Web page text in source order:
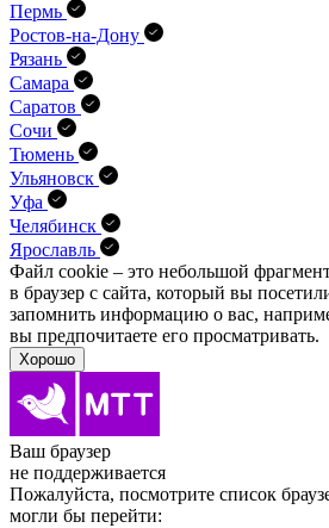
Пермь
Ростов-на-Дону
Рязань
Самара
Саратов
Сочи
Тюмень
Ульяновск
Уфа
Челябинск
Ярославль
Файл cookie – это небольшой
в браузер с сайта, который вы
запомнить информацию о вас,
вы предпочитаете его просматривать.
Хорошо
Ваш браузер
не поддерживается
Пожалуйста, посмотрите список
могли бы перейти: